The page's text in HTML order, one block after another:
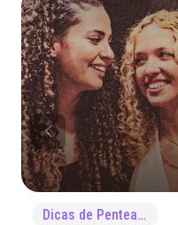
Dicas de Penteado